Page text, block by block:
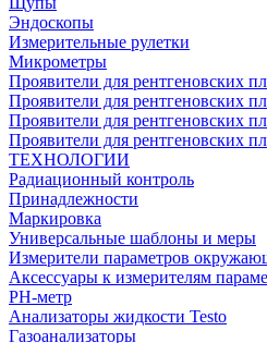
Эндоскопы
Измерительные рулетки
Микрометры
Проявители для рентгеновских
Проявители для рентгеновских
Проявители для рентгеновских
Проявители для
ТЕХНОЛОГИИ
Радиационный контроль
Принадлежности
Маркировка
Универсальные шаблоны и меры
Измерители параметров
Аксессуары к измерителям
PH-метр
Анализаторы жидкости Testo
Газоанализаторы